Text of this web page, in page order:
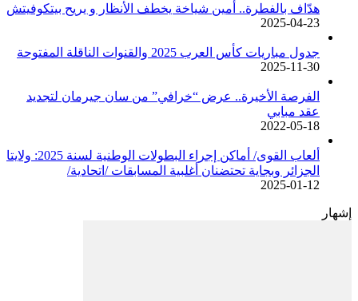
هدّاف بالفطرة.. أمين شياخة يخطف الأنظار و يريح بيتكوفيتش
2025-04-23
جدول مباريات كأس العرب 2025 والقنوات الناقلة المفتوحة
2025-11-30
الفرصة الأخيرة.. عرض “خرافي” من سان جيرمان لتجديد
عقد مبابي
2022-05-18
ألعاب القوى/ أماكن إجراء البطولات الوطنية لسنة 2025: ولايتا
الجزائر وبجاية تحتضنان أغلبية المسابقات /اتحادية/
2025-01-12
إشهار